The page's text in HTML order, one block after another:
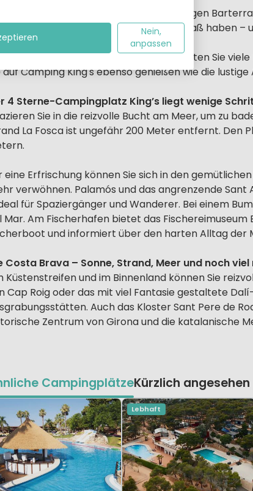
ganze Familie kann sich auf der schattigen
ebenfalls dafür, dass die Kleinen Spaß haben
ausgestatteten Campingshop erhalten Sie
auf Camping King's ebenso genießen wie die
4 Sterne-Campingplatz King’s liegt wenige
Sie in die reizvolle Bucht am Meer, um zu
La Fosca ist ungefähr 200 Meter entfernt. Den
eine Erfrischung können Sie sich in den
verwöhnen. Palamós und das angrenzende
für Spaziergänger und Wanderer. Bei einem
Mar. Am Fischerhafen bietet das
und informiert über den harten Alltag der
Costa Brava – Sonne, Strand, Meer und noch
Küstenstreifen und im Binnenland können Sie
Cap Roig oder das mit viel Fantasie gestaltete
Auch das Kloster Sant Pere de
Zentrum von Girona und die katalanische
CampingplätzeKürzlich angesehen
Lebhaft
Nein,
anpassen